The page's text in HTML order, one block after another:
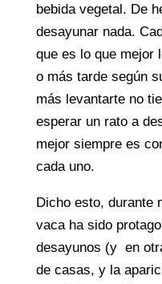
bebida vegetal. De
desayunar nada.
que es lo que mejor
o más tarde según
más levantarte no
esperar un rato a
mejor siempre es
cada uno.
Dicho esto, durante
vaca ha sido
desayunos (y en
de casas, y la